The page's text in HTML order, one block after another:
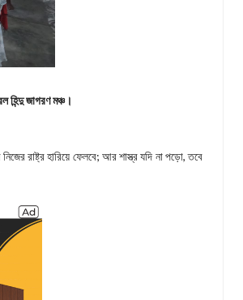
হিন্দু জাগরণ মঞ্চ।
রাষ্ট্র হারিয়ে ফেলবে; আর শাস্ত্র যদি না পড়ো, তবে